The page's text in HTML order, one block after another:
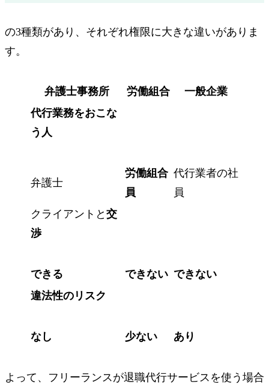
の3種類があり、それぞれ権限に大きな違いがありま
す。
弁護士事務所 労働組合
一般企業
代行業務をおこな
う人
弁護士
労働組合
員
代行業者の社
員
クライアントと 交
渉
できる できない できない
違法性のリスク
なし 少ない あり
よって、フリーランスが退職代行サービスを使う場合